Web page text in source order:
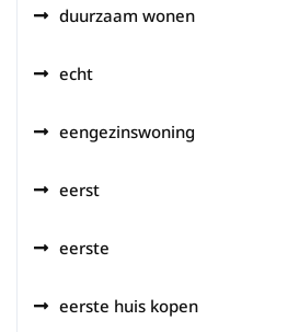
duurzaam wonen
echt
eengezinswoning
eerst
eerste
eerste huis kopen